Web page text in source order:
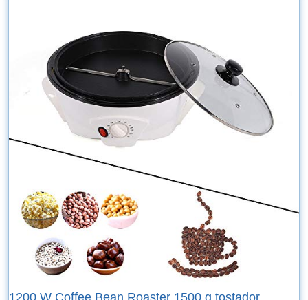
1200 W Coffee Bean Roaster 1500 g tostador